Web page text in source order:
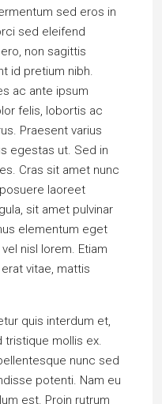
sed eros in
sed eleifend
non sagittis
id pretium nibh.
ac ante ipsum
felis, lobortis ac
Praesent varius
egestas ut. Sed in
Cras sit amet nunc
laoreet
sit amet pulvinar
elementum eget
nisl lorem. Etiam
vitae, mattis
quis interdum et,
tristique mollis ex.
nunc sed
potenti. Nam eu
est. Proin rutrum